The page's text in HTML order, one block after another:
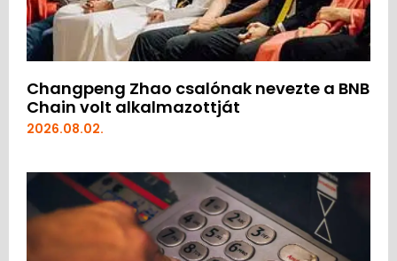
Changpeng Zhao csalónak nevezte a BNB
Chain volt alkalmazottját
2026.08.02.